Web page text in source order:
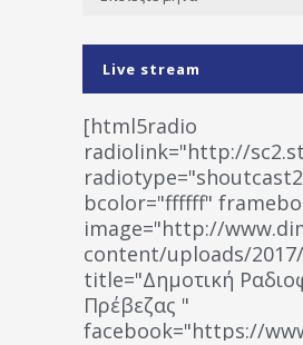
Live stream
[html5radio
radiolink="http://
bcolor="ffffff"
image="http://
content/uploads/
title="Δημοτική
Πρέβεζας "
facebook="https://